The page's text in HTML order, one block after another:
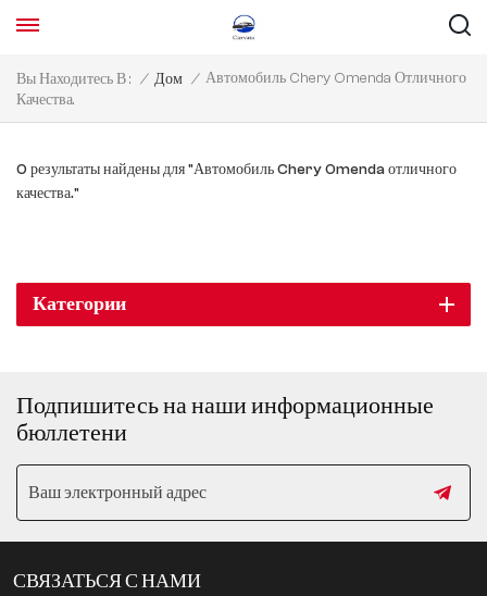
Вы Находитесь В : / Дом / Автомобиль Chery Omenda Отличного
Качества.
0 результаты найдены для "Автомобиль Chery Omenda отличного
качества."
Категории
Подпишитесь на наши информационные
бюллетени
СВЯЗАТЬСЯ С НАМИ